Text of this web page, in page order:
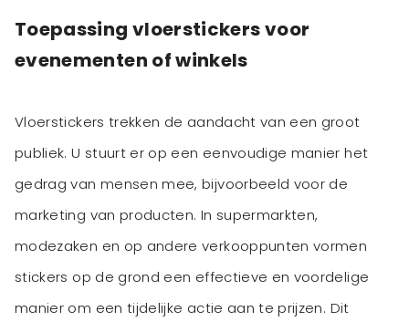
Toepassing vloerstickers voor
evenementen of winkels
Vloerstickers trekken de aandacht van een groot
publiek. U stuurt er op een eenvoudige manier het
gedrag van mensen mee, bijvoorbeeld voor de
marketing van producten. In supermarkten,
modezaken en op andere verkooppunten vormen
stickers op de grond een effectieve en voordelige
manier om een tijdelijke actie aan te prijzen. Dit